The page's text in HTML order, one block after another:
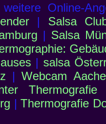
weitere Online-
| Salsa
| Salsa
| salsa
|Webcam
Thermografie
|Thermografie